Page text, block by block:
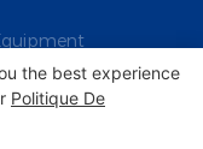
the best experience
Politique De